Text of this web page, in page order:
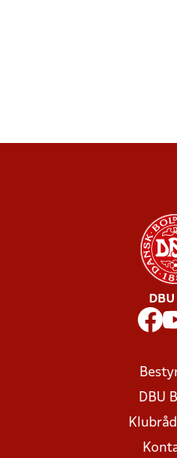
DBU
DBU